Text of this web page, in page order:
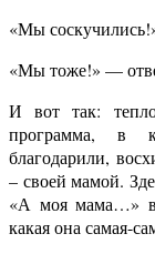
«Мы
«Мы тоже!» —
И вот так:
программа, в
благодарили,
– своей мамой.
«А моя мама…» в
какая она самая-